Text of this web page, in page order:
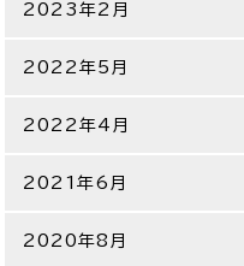
2023年2月
2022年5月
2022年4月
2021年6月
2020年8月